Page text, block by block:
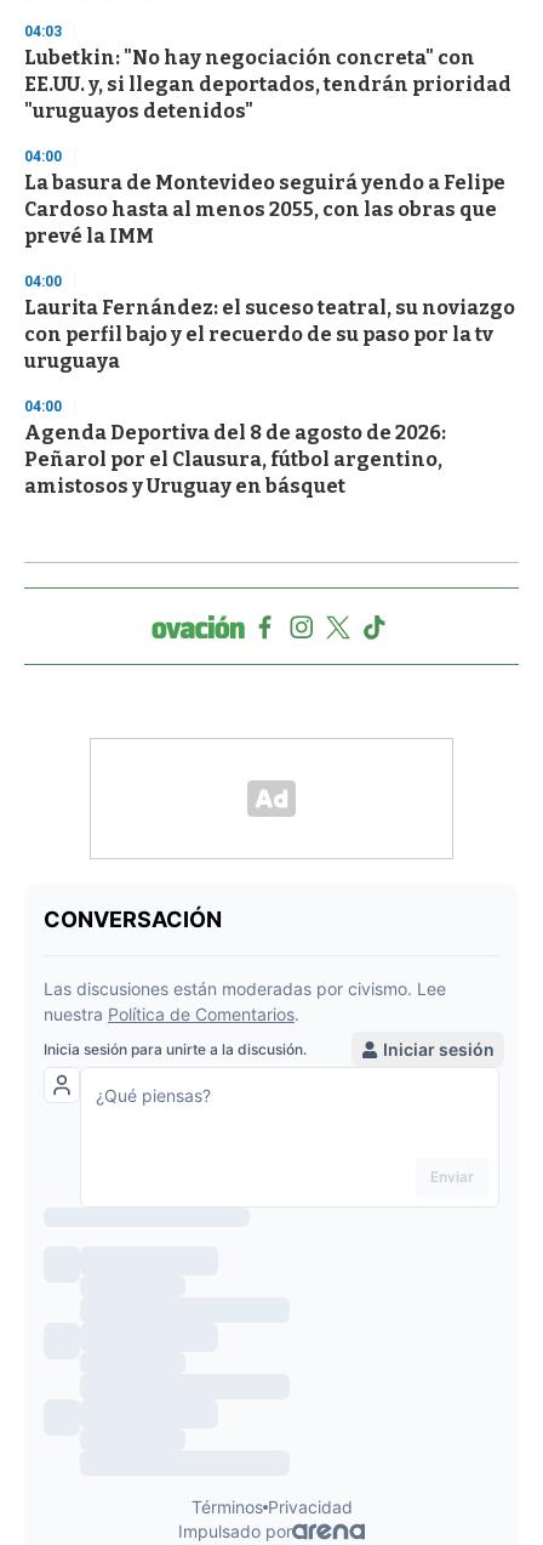
04:03
Lubetkin: "No hay negociación concreta" con
EE.UU. y, si llegan deportados, tendrán prioridad
"uruguayos detenidos"
04:00
La basura de Montevideo seguirá yendo a Felipe
Cardoso hasta al menos 2055, con las obras que
prevé la IMM
04:00
Laurita Fernández: el suceso teatral, su noviazgo
con perfil bajo y el recuerdo de su paso por la tv
uruguaya
04:00
Agenda Deportiva del 8 de agosto de 2026:
Peñarol por el Clausura, fútbol argentino,
amistosos y Uruguay en básquet